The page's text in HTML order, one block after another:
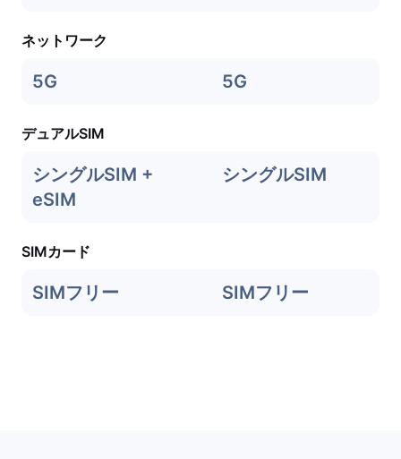
ネットワーク
5G 5G
デュアルSIM
シングルSIM +
eSIM
シングルSIM
SIMカード
SIMフリー SIMフリー